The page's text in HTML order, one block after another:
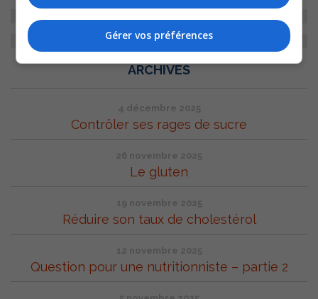
ARCHIVES
4 décembre 2025
Contrôler ses rages de sucre
26 novembre 2025
Le gluten
19 novembre 2025
Réduire son taux de cholestérol
12 novembre 2025
Question pour une nutritionniste – partie 2
Gérer vos préférences